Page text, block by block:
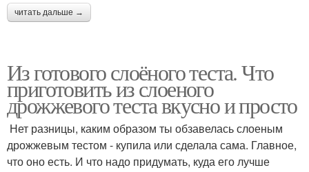
читать дальше →
Из готового слоёного теста. Что
приготовить из слоеного
дрожжевого теста вкусно и просто
Нет разницы, каким образом ты обзавелась слоеным
дрожжевым тестом - купила или сделала сама. Главное,
что оно есть. И что надо придумать, куда его лучше